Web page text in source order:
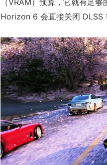
Horizon 6 会直接关闭 DLSS